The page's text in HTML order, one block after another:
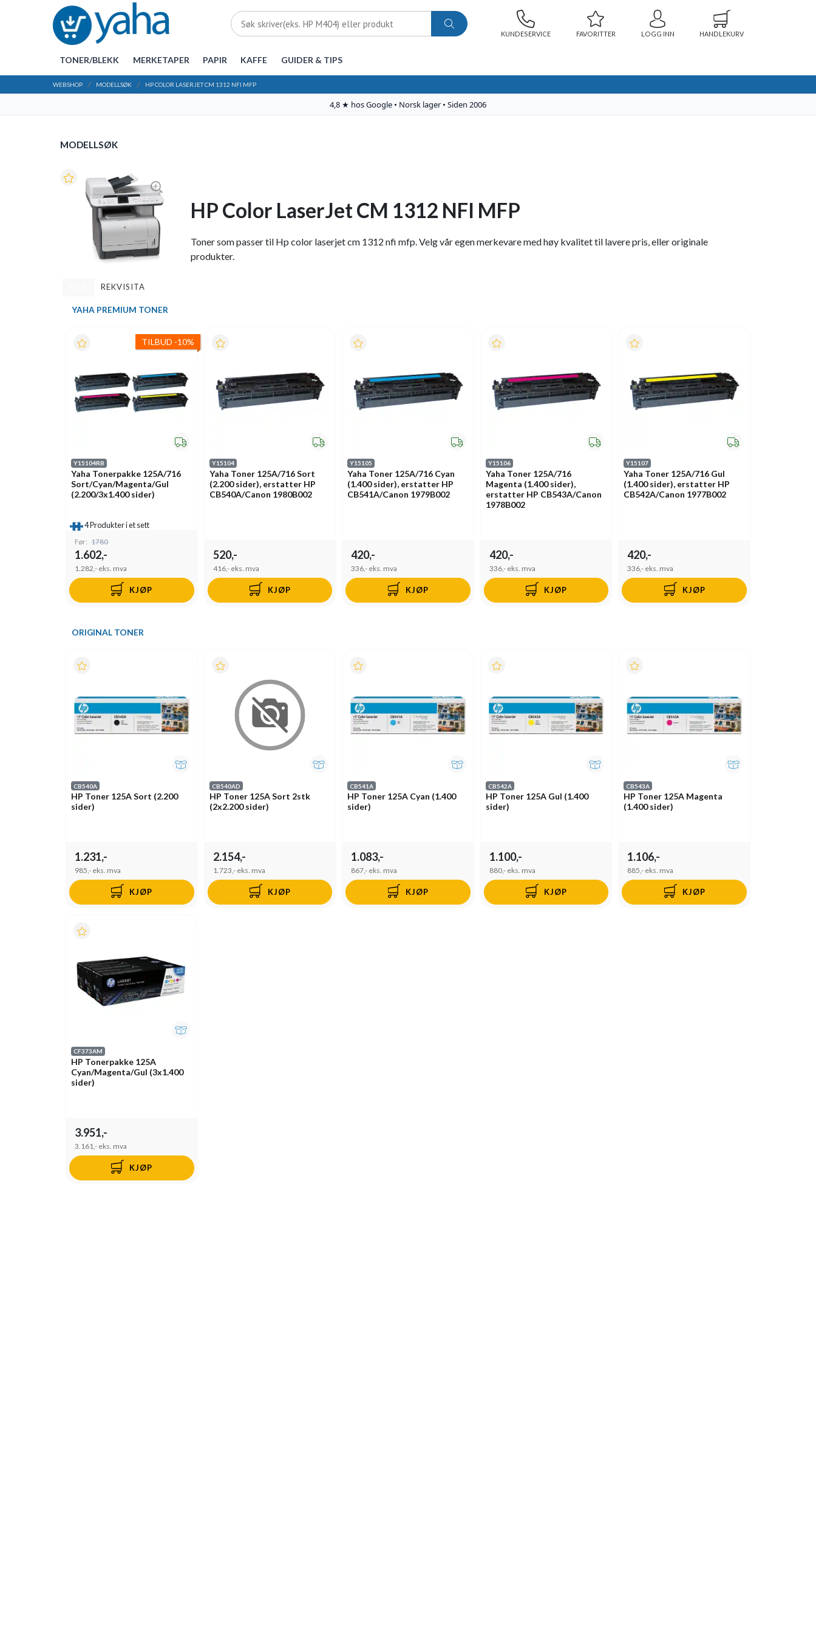
KUNDESERVICE FAVORITTER LOGG INN HANDLEKURV
TONER/BLEKK MERKETAPER PAPIR KAFFE GUIDER & TIPS
WEBSHOP MODELLSØK HP COLOR LASERJET CM 1312 NFI MFP
MODELLSØK
HP Color LaserJet CM 1312 NFI MFP
Toner som passer til Hp color laserjet cm 1312 nfi mfp. Velg vår egen merkevare med høy kvalitet til lavere pris, eller originale
produkter.
REKVISITA
YAHA PREMIUM TONER
TILBUD -10%
Y15104RB
Yaha Tonerpakke 125A/716
Sort/Cyan/Magenta/Gul
(2.200/3x1.400 sider)
4 Produkter i et sett
Før: 1780
1.602,-
1.282,- eks. mva
KJØP
Y15104
Yaha Toner 125A/716 Sort
(2.200 sider), erstatter HP
CB540A/Canon 1980B002
520,-
416,- eks. mva
KJØP
Y15105
Yaha Toner 125A/716 Cyan
(1.400 sider), erstatter HP
CB541A/Canon 1979B002
420,-
336,- eks. mva
KJØP
Y15106
Yaha Toner 125A/716
Magenta (1.400 sider),
erstatter HP CB543A/Canon
1978B002
420,-
336,- eks. mva
KJØP
Y15107
Yaha Toner 125A/716 Gul
(1.400 sider), erstatter HP
CB542A/Canon 1977B002
420,-
336,- eks. mva
KJØP
ORIGINAL TONER
CB540A
HP Toner 125A Sort (2.200
sider)
1.231,-
985,- eks. mva
KJØP
CB540AD
HP Toner 125A Sort 2stk
(2x2.200 sider)
2.154,-
1.723,- eks. mva
KJØP
CB541A
HP Toner 125A Cyan (1.400
sider)
1.083,-
867,- eks. mva
KJØP
CB542A
HP Toner 125A Gul (1.400
sider)
1.100,-
880,- eks. mva
KJØP
CB543A
HP Toner 125A Magenta
(1.400 sider)
1.106,-
885,- eks. mva
KJØP
CF373AM
HP Tonerpakke 125A
Cyan/Magenta/Gul (3x1.400
sider)
3.951,-
3.161,- eks. mva
KJØP